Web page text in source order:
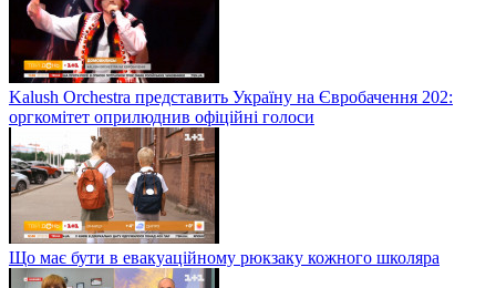
Kalush Orchestra представить Україну на Євробачення 202:
оргкомітет оприлюднив офіційні голоси
Що має бути в евакуаційному рюкзаку кожного школяра